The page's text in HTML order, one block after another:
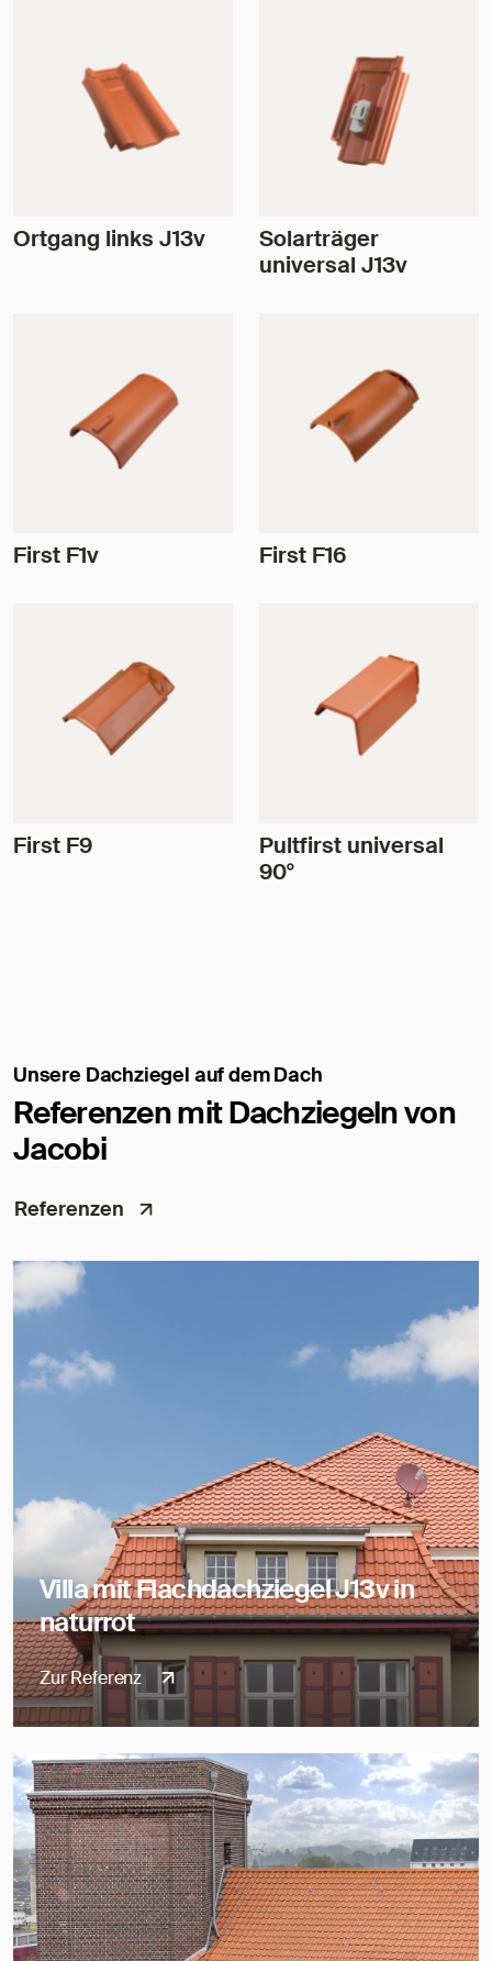
Ortgang links J13v
Solarträger
universal J13v
First F1v First F16
First F9
Pultfirst universal
90°
Unsere Dachziegel auf dem Dach
Referenzen mit Dachziegeln von
Jacobi
Referenzen
Villa mit Flachdachziegel J13v in
naturrot
Zur Referenz